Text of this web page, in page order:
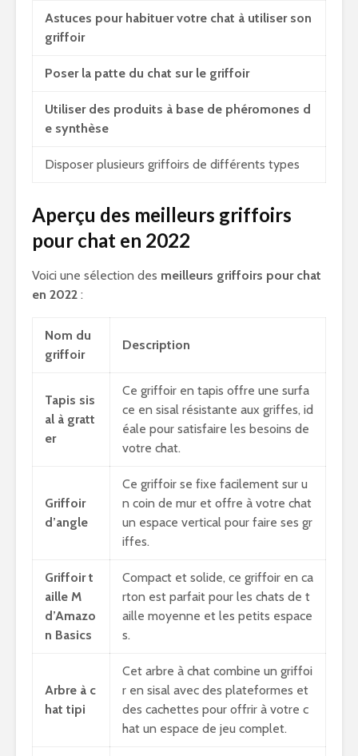
Astuces pour habituer votre chat à utiliser son
griffoir
Poser la patte du chat sur le griffoir
Utiliser des produits à base de phéromones d
e synthèse
Disposer plusieurs griffoirs de différents types
Aperçu des meilleurs griffoirs
pour chat en 2022
Voici une sélection des meilleurs griffoirs pour chat
en 2022 :
Nom du
griffoir
Description
Tapis sis
al à gratt
er
Ce griffoir en tapis offre une surfa
ce en sisal résistante aux griffes, id
éale pour satisfaire les besoins de
votre chat.
Griffoir
d’angle
Ce griffoir se fixe facilement sur u
n coin de mur et offre à votre chat
un espace vertical pour faire ses gr
iffes.
Griffoir t
aille M
d’Amazo
n Basics
Compact et solide, ce griffoir en ca
rton est parfait pour les chats de t
aille moyenne et les petits espace
s.
Arbre à c
hat tipi
Cet arbre à chat combine un griffoi
r en sisal avec des plateformes et
des cachettes pour offrir à votre c
hat un espace de jeu complet.